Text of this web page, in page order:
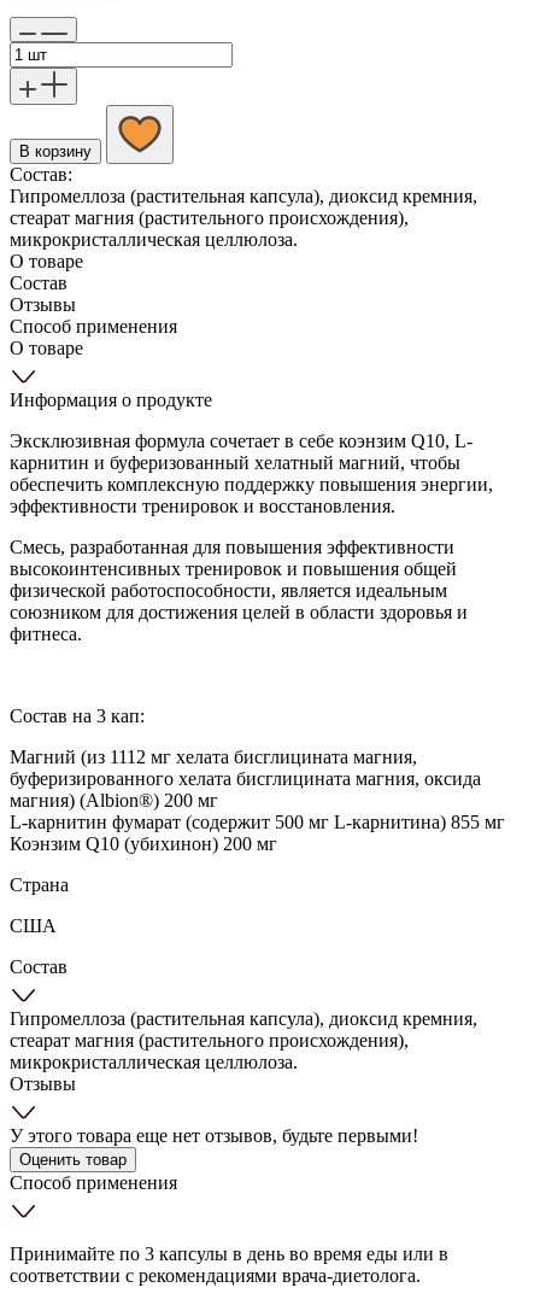
В корзину
Состав:
Гипромеллоза (растительная капсула), диоксид кремния,
стеарат магния (растительного происхождения),
микрокристаллическая целлюлоза.
О товаре
Состав
Отзывы
Способ применения
О товаре
Информация о продукте
Эксклюзивная формула сочетает в себе коэнзим Q10, L-
карнитин и буферизованный хелатный магний, чтобы
обеспечить комплексную поддержку повышения энергии,
эффективности тренировок и восстановления.
Смесь, разработанная для повышения эффективности
высокоинтенсивных тренировок и повышения общей
физической работоспособности, является идеальным
союзником для достижения целей в области здоровья и
фитнеса.
Состав на 3 кап:
Магний (из 1112 мг хелата бисглицината магния,
буферизированного хелата бисглицината магния, оксида
магния) (Albion®) 200 мг
L-карнитин фумарат (содержит 500 мг L-карнитина) 855 мг
Коэнзим Q10 (убихинон) 200 мг
Страна
США
Состав
Гипромеллоза (растительная капсула), диоксид кремния,
стеарат магния (растительного происхождения),
микрокристаллическая целлюлоза.
Отзывы
У этого товара еще нет отзывов, будьте первыми!
Оценить товар
Способ применения
Принимайте по 3 капсулы в день во время еды или в
соответствии с рекомендациями врача-диетолога.